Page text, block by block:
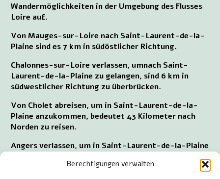
Berechtigungen verwalten
Wandermöglichkeiten in der Umgebung des Flusses
Loire auf.
Von Mauges-sur-Loire nach Saint-Laurent-de-la-
Plaine sind es 7 km in südöstlicher Richtung.
Chalonnes-sur-Loire verlassen, umnach Saint-
Laurent-de-la-Plaine zu gelangen, sind 6 km in
südwestlicher Richtung zu überbrücken.
Von Cholet abreisen, um in Saint-Laurent-de-la-
Plaine anzukommen, bedeutet 43 Kilometer nach
Norden zu reisen.
Angers verlassen, um in Saint-Laurent-de-la-Plaine
anzukommen, erfordert eine 33 km lange Fahrt nach